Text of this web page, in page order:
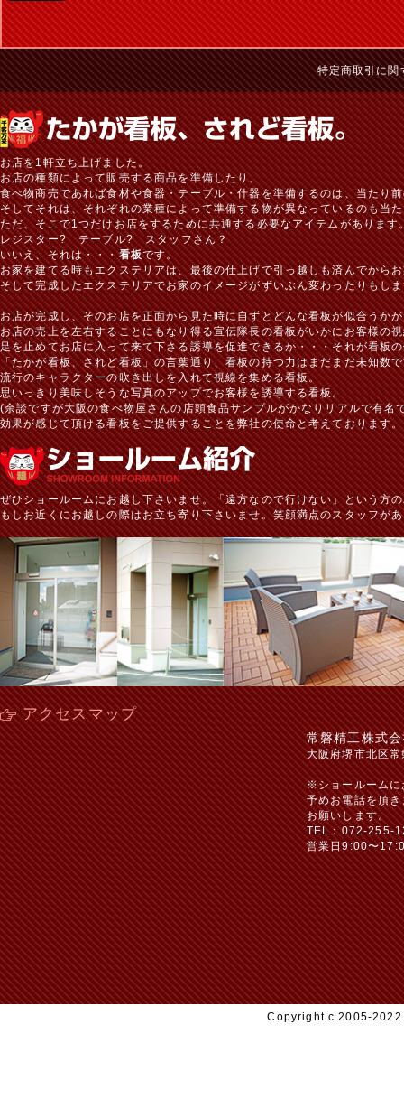
特定商取引に関
お店を1軒立ち上げました。
お店の種類によって販売する商品を準備したり、
食べ物商売であれば食材や食器・テーブル・什器を準備するのは、当たり
そしてそれは、それぞれの業種によって準備する物が異なっているのも当
ただ、そこで1つだけお店をするために共通する必要なアイテムがあります
レジスター? テーブル? スタッフさん？
いいえ、それは・・・看板です。
お家を建てる時もエクステリアは、最後の仕上げで引っ越しも済んでから
そして完成したエクステリアでお家のイメージがずいぶん変わったりもし
お店が完成し、そのお店を正面から見た時に自ずとどんな看板が似合うか
お店の売上を左右することにもなり得る宣伝隊長の看板がいかにお客様の
足を止めてお店に入って来て下さる誘導を促進できるか・・・それが看板
「たかが看板、されど看板」の言葉通り、看板の持つ力はまだまだ未知数
流行のキャラクターの吹き出しを入れて視線を集める看板。
思いっきり美味しそうな写真のアップでお客様を誘導する看板。
(余談ですが大阪の食べ物屋さんの店頭食品サンプルがかなりリアルで有名
効果が感じて頂ける看板をご提供することを弊社の使命と考えております。
ぜひショールームにお越し下さいませ。「遠方なので行けない」という方
もしお近くにお越しの際はお立ち寄り下さいませ。笑顔満点のスタッフが
アクセスマップ
常磐精工株式
大阪府堺市北区
※ショールームに
予めお電話を頂
お願いします。
TEL：072-255-
営業日9:00〜
Copyright c 2005-2022